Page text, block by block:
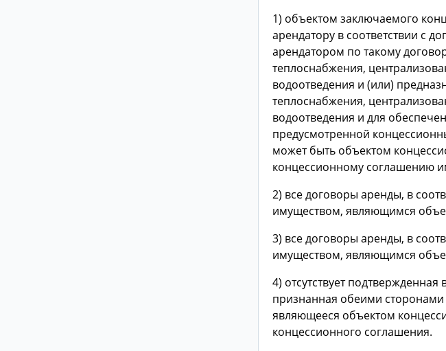
1) объектом заключаемого
арендатору в соответствии с
арендатором по такому
теплоснабжения,
водоотведения и (или)
теплоснабжения,
водоотведения и для
предусмотренной
может быть объектом
концессионному соглашению
2) все договоры аренды, в
имуществом, являющимся
3) все договоры аренды, в
имуществом, являющимся
4) отсутствует
признанная обеими
являющееся объектом
концессионного соглашения.